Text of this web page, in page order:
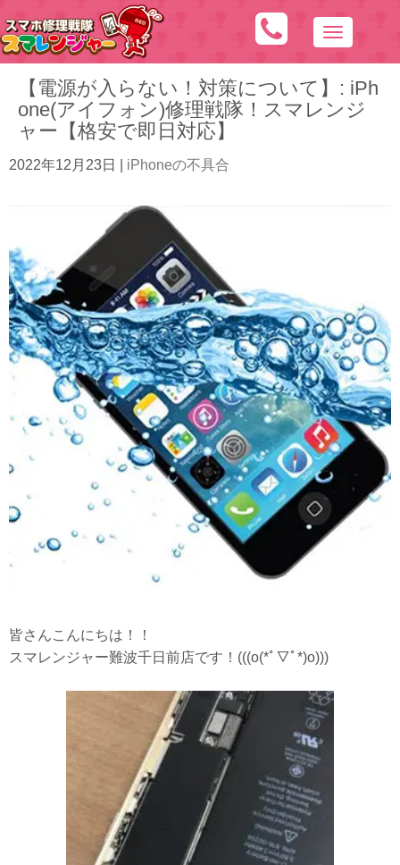
N
a
i
【電源が入らない！対策について】: iPh
one(アイフォン)修理戦隊！スマレンジ
ャー【格安で即日対応】
2022年12月23日 iPhoneの不具合
皆さんこんにちは！！
スマレンジャー難波千日前店です！(((o(*ﾟ▽ﾟ*)o)))